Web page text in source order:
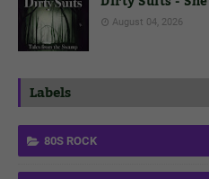
August 04, 2026
Labels
80S ROCK